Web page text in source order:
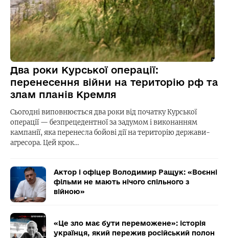
Два роки Курської операції:
перенесення війни на територію рф та
злам планів Кремля
Сьогодні виповнюється два роки від початку Курської
операції — безпрецедентної за задумом і виконанням
кампанії, яка перенесла бойові дії на територію держави-
агресора. Цей крок…
Актор і офіцер Володимир Ращук: «Воєнні
фільми не мають нічого спільного з
війною»
«Це зло має бути переможене»: історія
українця, який пережив російський полон